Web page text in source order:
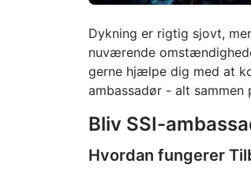
Dykning er rigtig sjovt,
nuværende
gerne hjælpe dig med at
ambassadør - alt sammen
Bliv SSI-
Hvordan fungerer